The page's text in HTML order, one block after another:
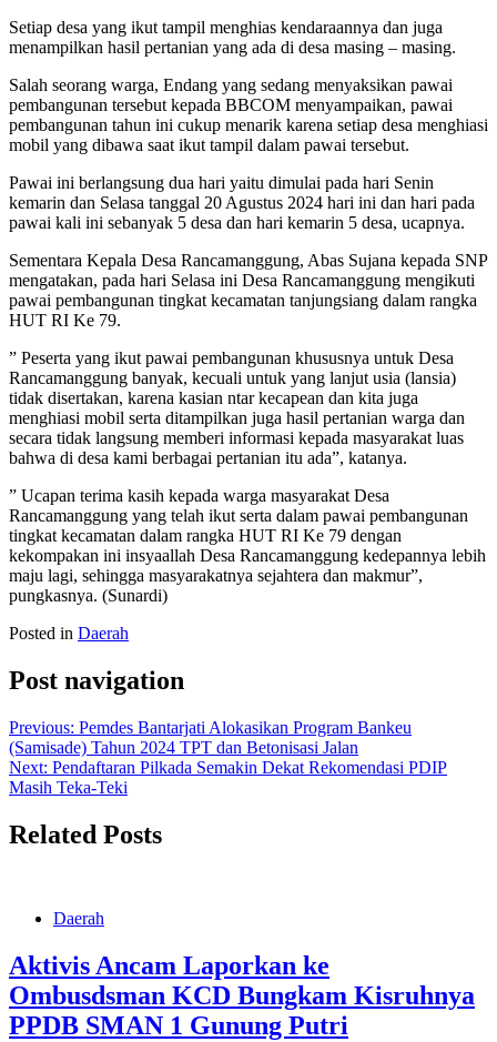
Setiap desa yang ikut tampil menghias kendaraannya dan juga
menampilkan hasil pertanian yang ada di desa masing – masing.
Salah seorang warga, Endang yang sedang menyaksikan pawai
pembangunan tersebut kepada BBCOM menyampaikan, pawai
pembangunan tahun ini cukup menarik karena setiap desa menghiasi
mobil yang dibawa saat ikut tampil dalam pawai tersebut.
Pawai ini berlangsung dua hari yaitu dimulai pada hari Senin
kemarin dan Selasa tanggal 20 Agustus 2024 hari ini dan hari pada
pawai kali ini sebanyak 5 desa dan hari kemarin 5 desa, ucapnya.
Sementara Kepala Desa Rancamanggung, Abas Sujana kepada SNP
mengatakan, pada hari Selasa ini Desa Rancamanggung mengikuti
pawai pembangunan tingkat kecamatan tanjungsiang dalam rangka
HUT RI Ke 79.
” Peserta yang ikut pawai pembangunan khususnya untuk Desa
Rancamanggung banyak, kecuali untuk yang lanjut usia (lansia)
tidak disertakan, karena kasian ntar kecapean dan kita juga
menghiasi mobil serta ditampilkan juga hasil pertanian warga dan
secara tidak langsung memberi informasi kepada masyarakat luas
bahwa di desa kami berbagai pertanian itu ada”, katanya.
” Ucapan terima kasih kepada warga masyarakat Desa
Rancamanggung yang telah ikut serta dalam pawai pembangunan
tingkat kecamatan dalam rangka HUT RI Ke 79 dengan
kekompakan ini insyaallah Desa Rancamanggung kedepannya lebih
maju lagi, sehingga masyarakatnya sejahtera dan makmur”,
pungkasnya. (Sunardi)
Posted in Daerah
Post navigation
Previous: Pemdes Bantarjati Alokasikan Program Bankeu
(Samisade) Tahun 2024 TPT dan Betonisasi Jalan
Next: Pendaftaran Pilkada Semakin Dekat Rekomendasi PDIP
Masih Teka-Teki
Related Posts
Daerah
Aktivis Ancam Laporkan ke
Ombusdsman KCD Bungkam Kisruhnya
PPDB SMAN 1 Gunung Putri